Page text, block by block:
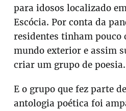
para idosos localizado
Escócia. Por conta da
residentes tinham pouco
mundo exterior e assim
criar um grupo de poesia.
E o grupo que fez parte
antologia poética foi